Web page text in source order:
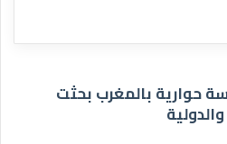
حوارية بالمغرب بحثت